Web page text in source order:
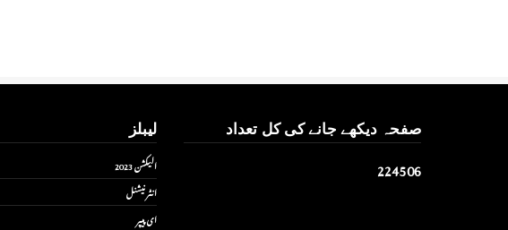
صفحہ دیکھے جانے کی کل تعداد
224506
لیبلز
الیکشن 2023
انٹر نیشنل
ای پیپر